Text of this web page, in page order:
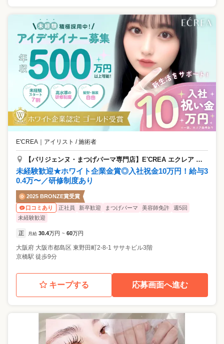
E'CREA アイリスト / 施術者
【パリジェンヌ・まつげパーマ専門店】E'CREA エクレア 京橋店
未経験歓迎★ホワイト企業金賞◎入社祝金10万円！給与3
0.4万〜／研修制度あり
2025 BRONZE賞受賞
口コミあり
正社員 新卒歓迎 まつげパーマ 美容師免許
週5回
未経験歓迎
正 月給 30.4万円 ~ 60万円
大阪府 大阪市都島区 東野田町2-8-1 ササキビル3階
京橋駅 徒歩9分
キープする 応募画面へ進む